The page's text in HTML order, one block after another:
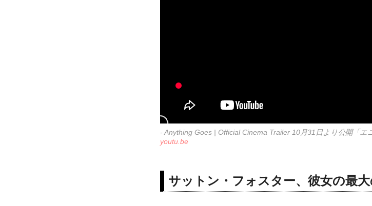
- Anything Goes | Official Cinema Trailer 10月31日より公開「
youtu.be
サットン・フォスター、彼女の最